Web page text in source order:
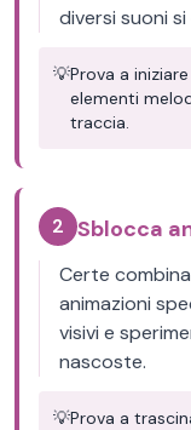
diversi suoni
💡Prova a
elementi
traccia.
2 Sblocca
Certe
animazioni
visivi e
nascoste.
💡Prova a